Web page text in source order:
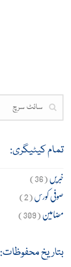
تمام کیٹیگری:
خبریں(36)
صوفی کورس(2)
مضامین(309)
بتاریخ محفوظات: